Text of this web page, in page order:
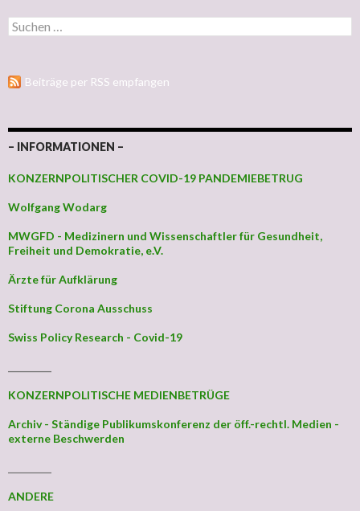
Suchen nach:
Beiträge per RSS empfangen
– INFORMATIONEN –
KONZERNPOLITISCHER COVID-19 PANDEMIEBETRUG
Wolfgang Wodarg
MWGFD - Medizinern und Wissenschaftler für Gesundheit,
Freiheit und Demokratie, e.V.
Ärzte für Aufklärung
Stiftung Corona Ausschuss
Swiss Policy Research - Covid-19
KONZERNPOLITISCHE MEDIENBETRÜGE
Archiv - Ständige Publikumskonferenz der öff.-rechtl. Medien -
externe Beschwerden
ANDERE